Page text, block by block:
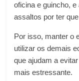
oficina e guincho,
assaltos por ter
Por isso, manter o
utilizar os demais
que ajudam a
mais estressante.